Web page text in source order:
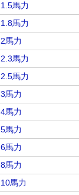
1.5馬力
1.8馬力
2馬力
2.3馬力
2.5馬力
3馬力
4馬力
5馬力
6馬力
8馬力
10馬力